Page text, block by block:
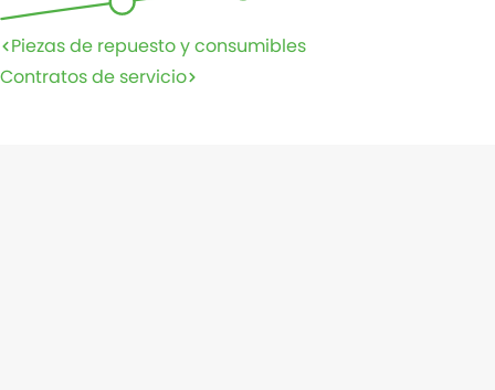
Piezas de repuesto y consumibles
Contratos de servicio